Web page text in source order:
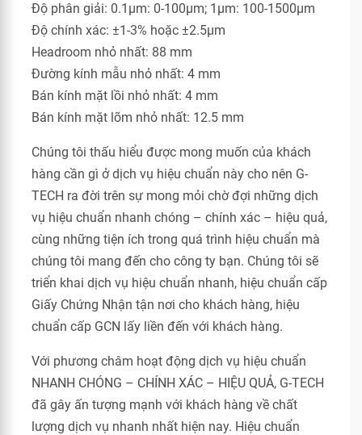
Độ phân giải: 0.1μm: 0-100μm; 1μm: 100-1500μm
Độ chính xác: ±1-3% hoặc ±2.5μm
Headroom nhỏ nhất: 88 mm
Đường kính mẫu nhỏ nhất: 4 mm
Bán kính mặt lồi nhỏ nhất: 4 mm
Bán kính mặt lõm nhỏ nhất: 12.5 mm
Chúng tôi thấu hiểu được mong muốn của khách
hàng cần gì ở dịch vụ hiệu chuẩn này cho nên G-
TECH ra đời trên sự mong mỏi chờ đợi những dịch
vụ hiệu chuẩn nhanh chóng – chính xác – hiệu quả,
cùng những tiện ích trong quá trình hiệu chuẩn mà
chúng tôi mang đến cho công ty bạn. Chúng tôi sẽ
triển khai dịch vụ hiệu chuẩn nhanh, hiệu chuẩn cấp
Giấy Chứng Nhận tận nơi cho khách hàng, hiệu
chuẩn cấp GCN lấy liền đến với khách hàng.
Với phương châm hoạt động dịch vụ hiệu chuẩn
NHANH CHÓNG – CHÍNH XÁC – HIỆU QUẢ, G-TECH
đã gây ấn tượng mạnh với khách hàng về chất
lượng dịch vụ nhanh nhất hiện nay. Hiệu chuẩn